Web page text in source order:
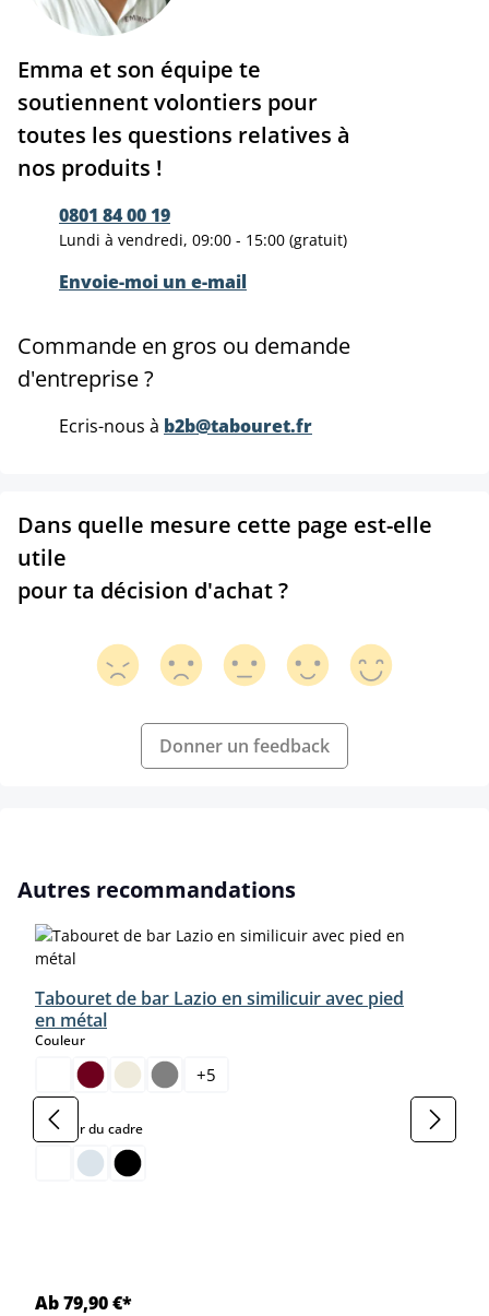
Emma et son équipe te
soutiennent volontiers pour
toutes les questions relatives à
nos produits !
0801 84 00 19
Lundi à vendredi, 09:00 - 15:00 (gratuit)
Envoie-moi un e-mail
Commande en gros ou demande
d'entreprise ?
Ecris-nous à b2b@tabouret.fr
Dans quelle mesure cette page est-elle
utile
pour ta décision d'achat ?
Donner un feedback
Ignorer la galerie de produits
Autres recommandations
Tabouret de bar Lazio en similicuir avec pied
en métal
Couleurselect
+5
Couleur du cadreselect
Ab 79,90 €*